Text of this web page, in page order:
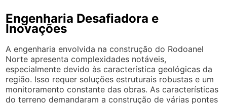
Engenharia Desafiadora e
Inovações
A engenharia envolvida na construção do Rodoanel
Norte apresenta complexidades notáveis,
especialmente devido às característica geológicas da
região. Isso requer soluções estruturais robustas e um
monitoramento constante das obras. As características
do terreno demandaram a construção de várias pontes